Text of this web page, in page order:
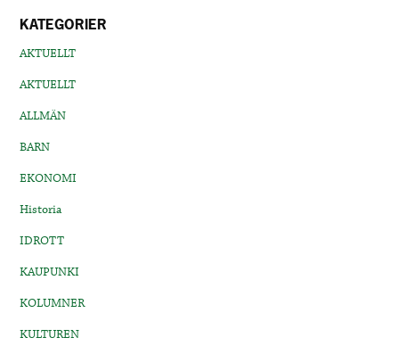
KATEGORIER
AKTUELLT
AKTUELLT
ALLMÄN
BARN
EKONOMI
Historia
IDROTT
KAUPUNKI
KOLUMNER
KULTUREN